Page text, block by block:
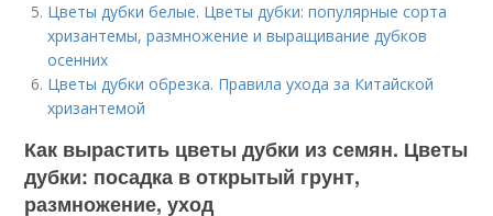
Цветы дубки белые. Цветы дубки: популярные сорта
хризантемы, размножение и выращивание дубков
осенних
Цветы дубки обрезка. Правила ухода за Китайской
хризантемой
Как вырастить цветы дубки из семян. Цветы
дубки: посадка в открытый грунт,
размножение, уход